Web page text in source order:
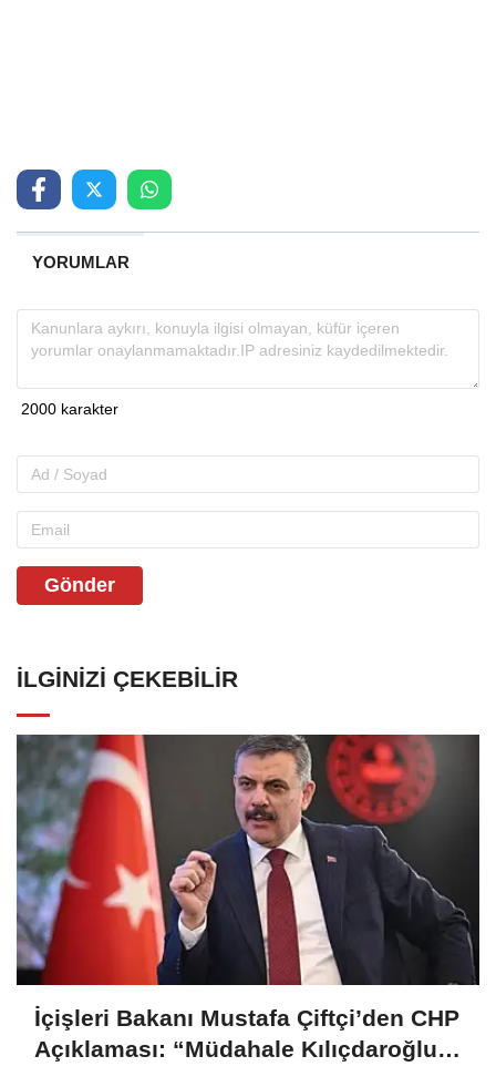
YORUMLAR
Gönder
İLGINIZI ÇEKEBILIR
İçişleri Bakanı Mustafa Çiftçi’den CHP
Açıklaması: “Müdahale Kılıçdaroğlu